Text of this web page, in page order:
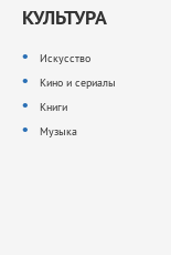
КУЛЬТУРА
Искусство
Кино и сериалы
Книги
Музыка